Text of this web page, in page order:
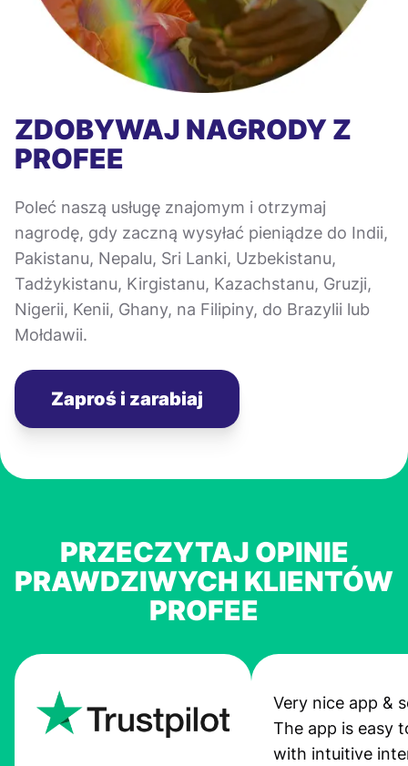
ZDOBYWAJ NAGRODY Z
PROFEE
Poleć naszą usługę znajomym i otrzymaj
nagrodę, gdy zaczną wysyłać pieniądze do Indii,
Pakistanu, Nepalu, Sri Lanki, Uzbekistanu,
Tadżykistanu, Kirgistanu, Kazachstanu, Gruzji,
Nigerii, Kenii, Ghany, na Filipiny, do Brazylii lub
Mołdawii.
Zaproś i zarabiaj
PRZECZYTAJ OPINIE
PRAWDZIWYCH KLIENTÓW
PROFEE
Very nice app &
The app is easy
with intuitive